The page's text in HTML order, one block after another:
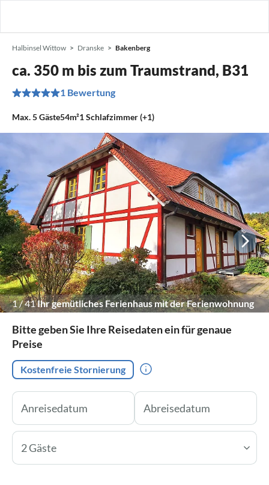
Halbinsel Wittow Dranske Bakenberg
ca. 350 m bis zum Traumstrand, B31
1 Bewertung
Max.5Gäste54m²1Schlafzimmer (+1)
1/41Ihr gemütliches Ferienhaus mit der Ferienwohnung
Bitte geben Sie Ihre Reisedaten ein für genaue
Preise
Kostenfreie Stornierung
2 Gäste